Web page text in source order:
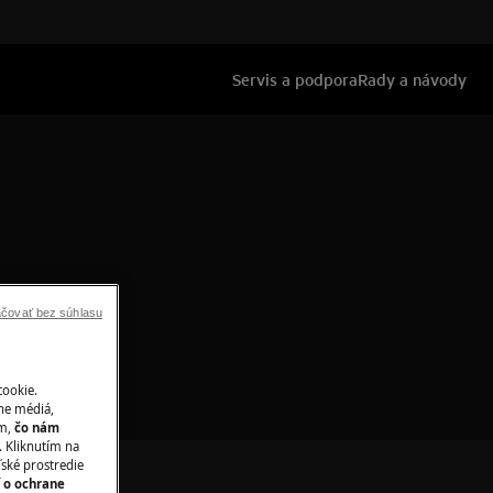
Servis a podporaRady a návody
médiá,
čo nám
Kliknutím na
prostredie
o ochrane
bez súhlasu